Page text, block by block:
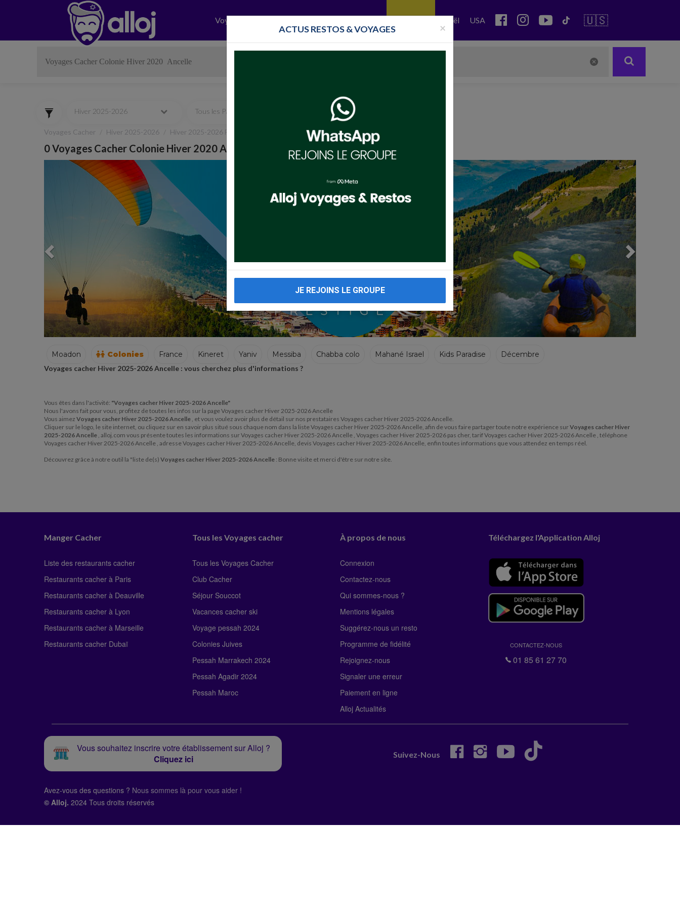
Voyages Israël USA 🇺🇸
Hiver 2025-2026 Tous les Pays Toutes les surveillances
Voyages Cacher Hiver 2025-2026 Hiver 2025-2026 France Hiver 2025-2026 Ancelle
0 Voyages Cacher Colonie Hiver 2020 Ancelle
Previous
Next
Moadon Colonies France Kineret Yaniv Messiba Chabba colo Mahané Israel Kids Paradise Décembre
Voyages cacher Hiver 2025-2026 Ancelle : vous cherchez plus d'informations ?
Vous êtes dans l'activité: "Voyages cacher Hiver 2025-2026 Ancelle"
Nous l'avons fait pour vous, profitez de toutes les infos sur la page Voyages cacher Hiver 2025-2026 Ancelle
Vous aimez Voyages cacher Hiver 2025-2026 Ancelle , et vous voulez avoir plus de détail sur nos prestataires Voyages cacher Hiver 2025-2026 Ancelle.
Cliquer sur le logo, le site internet, ou cliquez sur en savoir plus situé sous chaque nom dans la liste Voyages cacher Hiver 2025-2026 Ancelle, afin de vous faire partager toute notre expérience surVoyages cacher Hiver
2025-2026 Ancelle , alloj.com vous présente toutes les informations sur Voyages cacher Hiver 2025-2026 Ancelle , Voyages cacher Hiver 2025-2026 pas cher, tarif Voyages cacher Hiver 2025-2026 Ancelle , téléphone
Voyages cacher Hiver 2025-2026 Ancelle , adresse Voyages cacher Hiver 2025-2026 Ancelle, devis Voyages cacher Hiver 2025-2026 Ancelle, enfin toutes informations que vous attendez en temps réel.
Découvrez grâce à notre outil la "liste de(s) Voyages cacher Hiver 2025-2026 Ancelle : Bonne visite et merci d'être sur notre site.
Manger Cacher
Liste des restaurants cacher
Restaurants cacher à Paris
Restaurants cacher à Deauville
Restaurants cacher à Lyon
Restaurants cacher à Marseille
Restaurants cacher Dubaï
Tous les Voyages cacher
Tous les Voyages Cacher
Club Cacher
Séjour Souccot
Vacances cacher ski
Voyage pessah 2024
Colonies Juives
Pessah Marrakech 2024
Pessah Agadir 2024
Pessah Maroc
À propos de nous
Connexion
Contactez-nous
Qui sommes-nous ?
Mentions légales
Suggérez-nous un resto
Programme de fidélité
Rejoignez-nous
Signaler une erreur
Paiement en ligne
Alloj Actualités
Téléchargez l'Application Alloj
CONTACTEZ-NOUS
01 85 61 27 70
Vous souhaitez inscrire votre établissement sur Alloj ?
Cliquez ici
Suivez-Nous
Avez-vous des questions ? Nous sommes là pour vous aider !
© Alloj. 2024 Tous droits réservés
×
ACTUS RESTOS & VOYAGES
JE REJOINS LE GROUPE